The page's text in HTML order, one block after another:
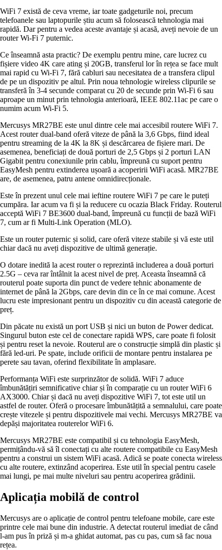
WiFi 7 există de ceva vreme, iar toate gadgeturile noi, precum
telefoanele sau laptopurile știu acum să folosească tehnologia mai
rapidă. Dar pentru a vedea aceste avantaje și acasă, aveți nevoie de un
router Wi-Fi 7 puternic.
Ce înseamnă asta practic? De exemplu pentru mine, care lucrez cu
fișiere video 4K care ating și 20GB, transferul lor în rețea se face mult
mai rapid cu Wi-Fi 7, fără cabluri sau necesitatea de a transfera clipul
de pe un dispozitiv pe altul. Prin noua tehnologie wireless clipurile se
transferă în 3-4 secunde comparat cu 20 de secunde prin Wi-Fi 6 sau
aproape un minut prin tehnologia anterioară, IEEE 802.11ac pe care o
numim acum Wi-Fi 5.
Mercusys MR27BE este unul dintre cele mai accesibil routere WiFi 7.
Acest router dual-band oferă viteze de până la 3,6 Gbps, fiind ideal
pentru streaming de la 4K la 8K și descărcarea de fișiere mari. De
asemenea, beneficiați de două porturi de 2,5 Gbps și 2 porturi LAN
Gigabit pentru conexiunile prin cablu, împreună cu suport pentru
EasyMesh pentru extinderea ușoară a acoperirii WiFi acasă. MR27BE
are, de asemenea, patru antene omnidirecționale.
Este în prezent unul cele mai ieftine routere WiFi 7 pe care le puteți
cumpăra. Iar acum va fi și la reducere cu ocazia Black Friday. Routerul
acceptă WiFi 7 BE3600 dual-band, împreună cu funcții de bază WiFi
7, cum ar fi Multi-Link Operation (MLO).
Este un router puternic și solid, care oferă viteze stabile și vă este util
chiar dacă nu aveți dispozitive de ultimă generație.
O dotare inedită la acest router o reprezintă includerea a două porturi
2.5G – ceva rar întâlnit la acest nivel de preț. Aceasta înseamnă că
routerul poate suporta din punct de vedere tehnic abonamente de
internet de până la 2Gbps, care devin din ce în ce mai comune. Acest
lucru este impresionant pentru un dispozitiv cu din această categorie de
preț.
Din păcate nu există un port USB și nici un buton de Power dedicat.
Singurul buton este cel de conectare rapidă WPS, care poate fi folosit
și pentru reset la nevoie. Routerul are o construcție simplă din plastic și
fără led-uri. Pe spate, include orificii de montare pentru instalarea pe
perete sau tavan, oferind flexibilitate în amplasare.
Performanța WiFi este surprinzător de solidă. WiFi 7 aduce
îmbunătățiri semnificative chiar și în comparație cu un router WiFi 6
AX3000. Chiar și dacă nu aveți dispozitive WiFi 7, tot este util un
astfel de router. Oferă o procesare îmbunătățită a semnalului, care poate
crește vitezele și pentru dispozitivele mai vechi. Mercusys MR27BE va
depăși majoritatea routerelor WiFi 6.
Mercusys MR27BE este compatibil și cu tehnologia EasyMesh,
permițându-vă să îl conectați cu alte routere compatibile cu EasyMesh
pentru a construi un sistem WiFi acasă. Adică se poate conecta wireless
cu alte routere, extinzând acoperirea. Este util în special pentru casele
mai lungi, pe mai multe niveluri sau pentru acoperirea grădinii.
Aplicația mobilă de control
Mercusys are o aplicație de control pentru telefoane mobile, care este
printre cele mai bune din industrie. A detectat routerul imediat de când
l-am pus în priză și m-a ghidat automat, pas cu pas, cum să fac noua
rețea.